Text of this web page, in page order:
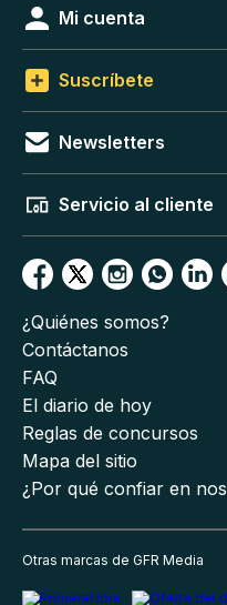
Mi cuenta
Suscríbete
Newsletters
Servicio al cliente
¿Quiénes somos?
Contáctanos
FAQ
El diario de hoy
Reglas de concursos
Mapa del sitio
¿Por qué confiar en
Otras marcas de GFR Media